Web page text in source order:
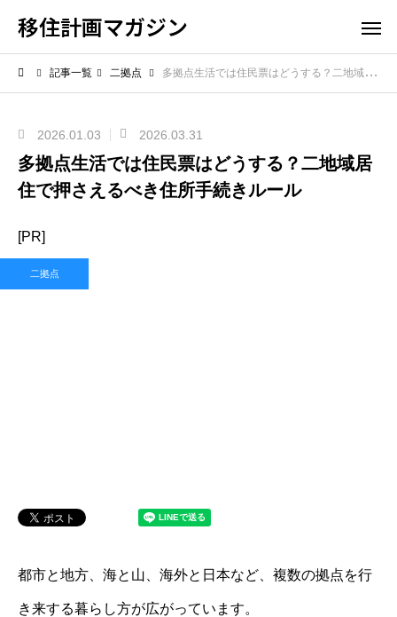
移住計画マガジン
記事一覧 二拠点 多拠点生活では住民票はどうする？二地域居住で押さえるべき住所手続きルール
2026.01.03 2026.03.31
多拠点生活では住民票はどうする？二地域居
住で押さえるべき住所手続きルール
[PR]
二拠点
都市と地方、海と山、海外と日本など、複数の拠点を行
き来する暮らし方が広がっています。